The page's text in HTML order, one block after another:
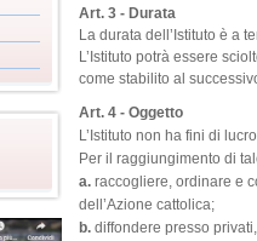
Art. 3 - Durata
La durata dell’Istituto è a
L’Istituto potrà essere
come stabilito al
Art. 4 - Oggetto
L’Istituto non ha fini di
Per il raggiungimento di
a. raccogliere, ordinare e
dell’Azione cattolica;
b. diffondere presso